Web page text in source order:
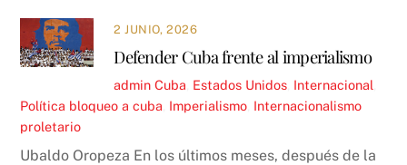
2 JUNIO, 2026
Defender Cuba frente al imperialismo
admin Cuba Estados Unidos Internacional
Política bloqueo a cuba Imperialismo Internacionalismo
proletario
Ubaldo Oropeza En los últimos meses, después de la